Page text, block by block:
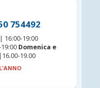
754492
16:00-19:00
Domenica e
19.00